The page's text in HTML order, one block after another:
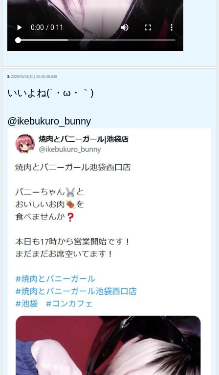
3: 2026/05/31(日) 20:45:48.648
いいよね(´・ω・｀)
@ikebukuro_bunny